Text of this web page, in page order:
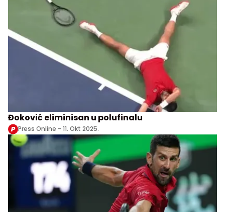
Đoković eliminisan u polufinalu
Press Online - 11. Okt 2025.